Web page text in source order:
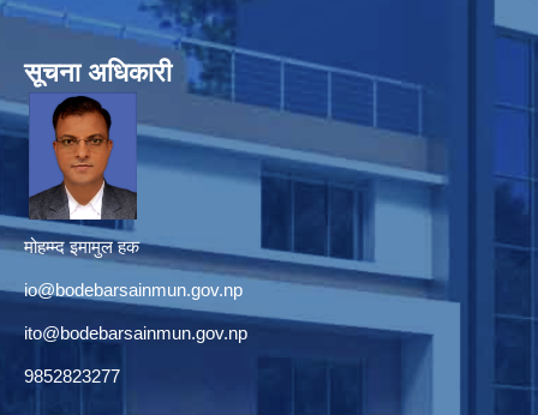
सूचना अधिकारी
मोहम्म्द इमामुल हक
io@bodebarsainmun.gov.np
ito@bodebarsainmun.gov.np
9852823277